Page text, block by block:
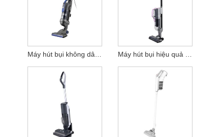
Máy hút bụi không dây không chổi than không chổi than Máy hút bụi hiệu quả cao không chổi than